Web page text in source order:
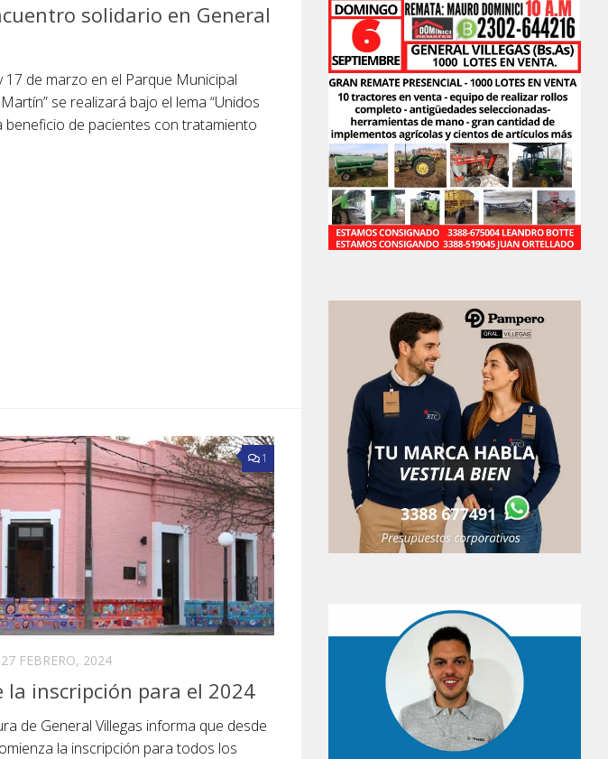
solidario en General
17 de marzo en el Parque Municipal
se realizará bajo el lema “Unidos
beneficio de pacientes con tratamiento
1
27 FEBRERO, 2024
la inscripción para el 2024
de General Villegas informa que desde
la inscripción para todos los